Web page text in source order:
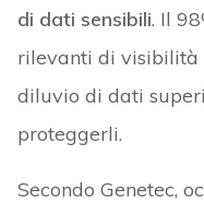
di dati sensibili. Il
rilevanti di visibilità
diluvio di dati
proteggerli.
Secondo Genetec,